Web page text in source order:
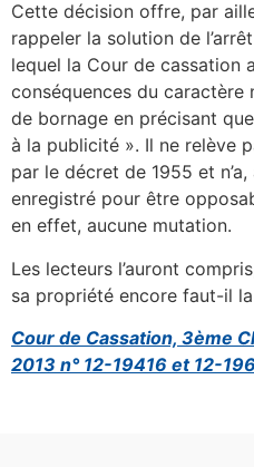
Cette décision offre, par
rappeler la solution de
lequel la Cour de cassation
conséquences du caractère
de bornage en précisant
à la publicité ». Il ne relève
par le décret de 1955 et
enregistré pour être
en effet, aucune mutation.
Les lecteurs l’auront
sa propriété encore faut-il
Cour de Cassation, 3ème
2013 n° 12-19416 et 12-